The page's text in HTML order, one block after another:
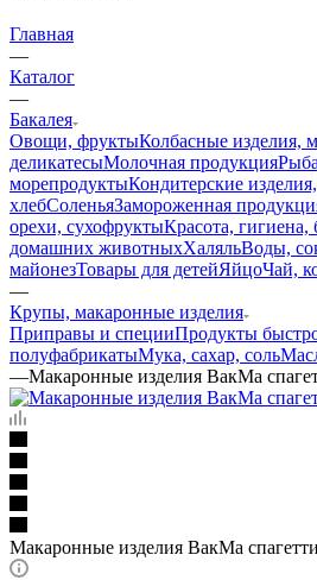
Главная
—
Каталог
—
Бакалея
Овощи, фруктыКолбасные изделия,
деликатесыМолочная продукция
морепродуктыКондитерские изделия,
хлебСоленьяЗамороженная
орехи, сухофруктыКрасота,
домашних животныхХаляльВоды,
майонезТовары для детейЯйцоЧай,
—
Крупы, макаронные изделия
Приправы и специиПродукты
полуфабрикатыМука, сахар, соль
—Макаронные изделия ВакМа
Макаронные изделия ВакМа